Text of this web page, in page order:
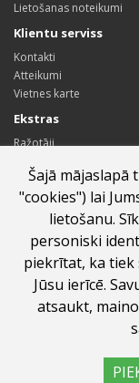
Šajā mājaslapā
"cookies") lai
lietošanu.
personiski
piekrītat, ka tiek
Jūsu ierīcē.
atsaukt,
Lietošanas noteikumi
Klientu serviss
Kontakti
Atteikumi
Vietnes karte
Ekstras
Ražotāji
Sadarbības partneru
Īpašie piedāvājumi
Profils
Profils
Pasūtījumu vēsture
Vēlmju saraksts
Jaunumi